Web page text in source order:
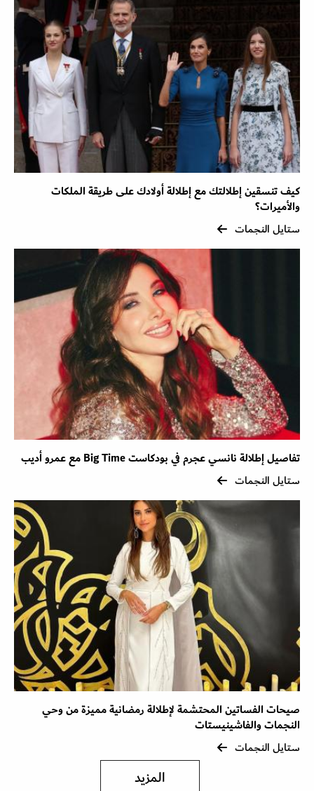
كيف تنسقين إطلالتك مع إطلالة أولادك على طريقة الملكات
والأميرات؟
ستايل النجمات
تفاصيل إطلالة نانسي عجرم في بودكاست Big Time مع عمرو أديب
ستايل النجمات
صيحات الفساتين المحتشمة لإطلالة رمضانية مميزة من وحي
النجمات والفاشينيستات
ستايل النجمات
المزيد